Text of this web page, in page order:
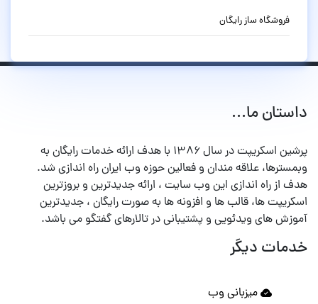
فروشگاه ساز رایگان
داستان ما...
پرشین اسکریپت در سال ۱۳۸۶ با هدف ارائه خدمات رایگان به
وبمسترها، علاقه مندان و فعالین حوزه وب ایران راه اندازی شد.
هدف از راه اندازی این وب سایت ، ارائه جدیدترین و بروزترین
اسکریپت ها، قالب ها و افزونه ها به صورت رایگان ، جدیدترین
آموزش های ویدئویی و پشتیبانی در تالارهای گفتگو می باشد.
خدمات دیگر
میزبانی وب